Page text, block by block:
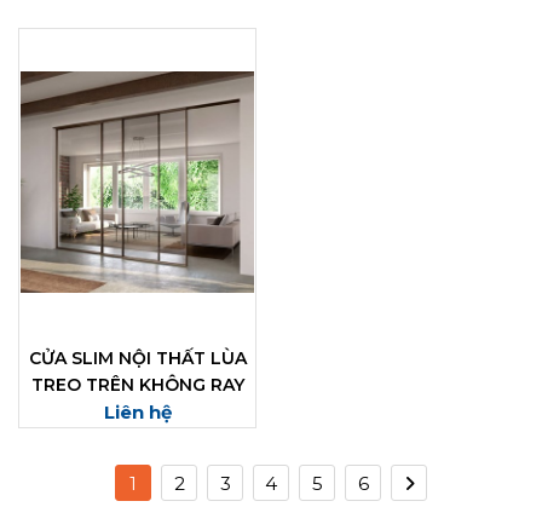
CỬA SLIM NỘI THẤT LÙA
TREO TRÊN KHÔNG RAY
DƯỚI
Liên hệ
1 2 3 4 5 6